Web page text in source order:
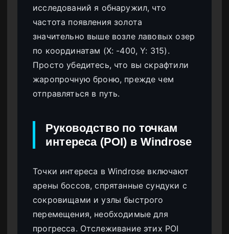
исследований я обнаружил, что
частота появления золота
значительно выше возле лавовых озер
по координатам (X: -400, Y: 315).
Просто убедитесь, что вы скрафтили
жаропрочную броню, прежде чем
отправляться в путь.
Руководство по точкам
интереса (POI) в Windrose
Точки интереса в Windrose включают
арены боссов, спрятанные сундуки с
сокровищами и узлы быстрого
перемещения, необходимые для
прогресса. Отслеживание этих POI